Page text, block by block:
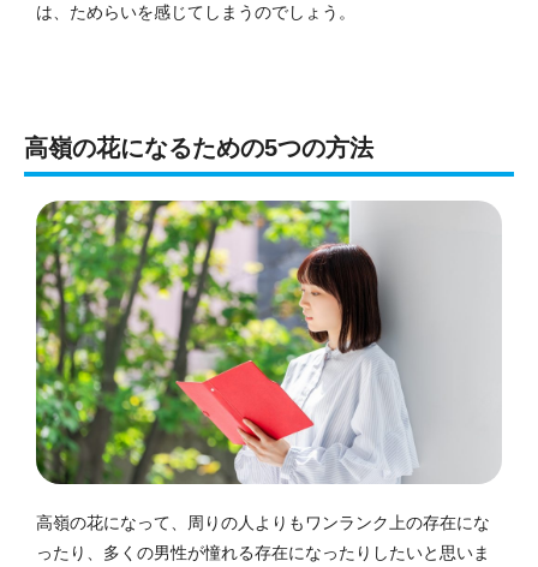
は、ためらいを感じてしまうのでしょう。
高嶺の花になるための5つの方法
高嶺の花になって、周りの人よりもワンランク上の存在にな
ったり、多くの男性が憧れる存在になったりしたいと思いま